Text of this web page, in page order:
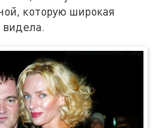
которую широкая